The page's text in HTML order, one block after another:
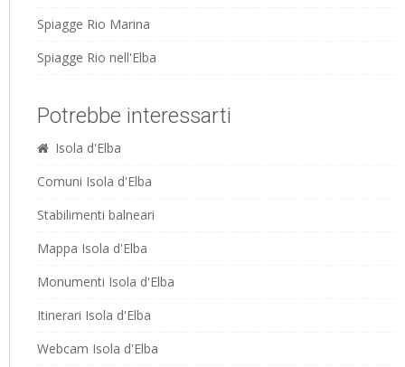
Spiagge Rio Marina
Spiagge Rio nell'Elba
Potrebbe interessarti
Isola d'Elba
Comuni Isola d'Elba
Stabilimenti balneari
Mappa Isola d'Elba
Monumenti Isola d'Elba
Itinerari Isola d'Elba
Webcam Isola d'Elba